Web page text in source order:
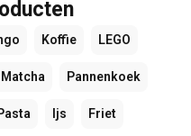
Koffie LEGO
Matcha Pannenkoek
Ijs Friet